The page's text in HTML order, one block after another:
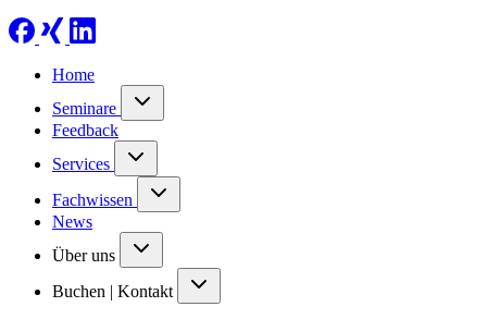
Home
Seminare
Feedback
Services
Fachwissen
News
Über uns
Buchen | Kontakt